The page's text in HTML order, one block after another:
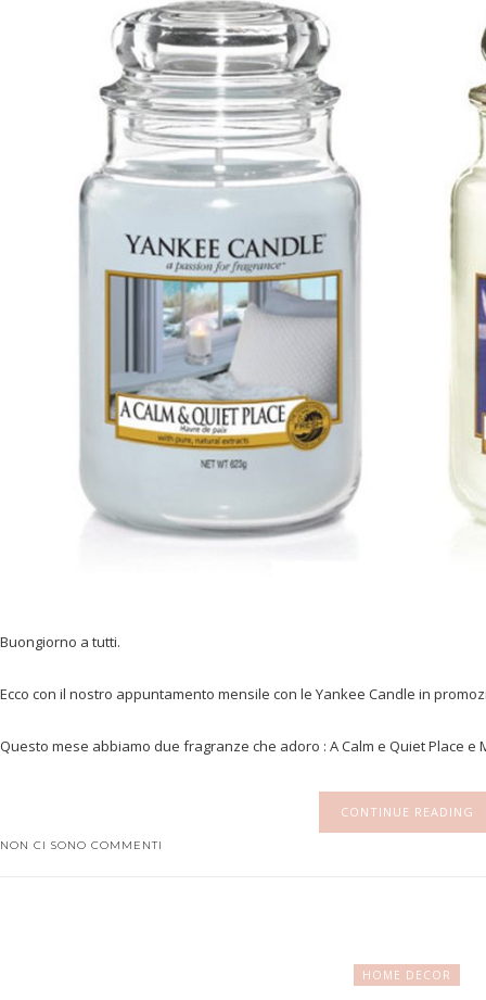
Buongiorno a tutti.
Ecco con il nostro appuntamento mensile con le Yankee Candle in
Questo mese abbiamo due fragranze che adoro : A Calm e Quiet Place e
CONTINUE READING
NON CI SONO COMMENTI
HOME DECOR